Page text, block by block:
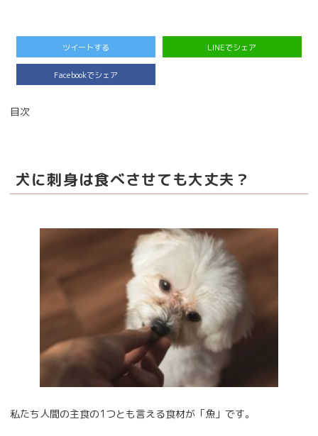
ツイートする LINEでシェア
Facebookでシェア
目次
犬に刺身は食べさせても大丈夫？
私たち人間の主食の1つとも言える食材が「魚」です。